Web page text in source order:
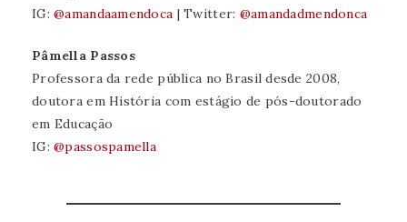
IG:@amandaamendoca | Twitter: @amandadmendonca
Pâmella Passos
Professora da rede pública no Brasil desde 2008,
doutora em História com estágio de pós-doutorado
em Educação
IG:@passospamella